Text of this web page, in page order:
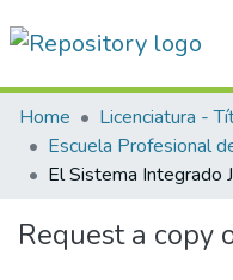
Communities &
All of DSpace
Normativas
Home
Request a copy